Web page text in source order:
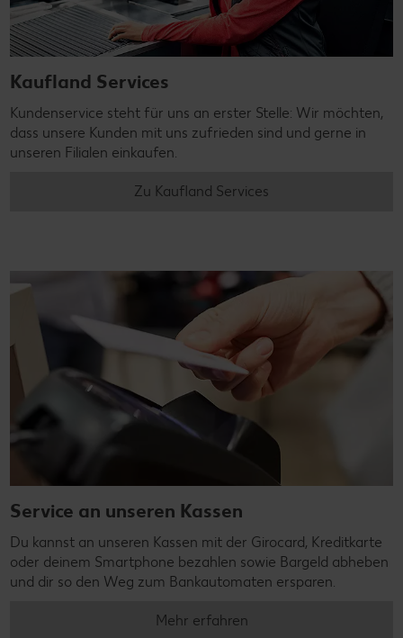
Kaufland Services
Kundenservice steht für uns an erster Stelle: Wir möchten,
dass unsere Kunden mit uns zufrieden sind und gerne in
unseren Filialen einkaufen.
Zu Kaufland Services
Service an unseren Kassen
Du kannst an unseren Kassen mit der Girocard, Kreditkarte
oder deinem Smartphone bezahlen sowie Bargeld abheben
und dir so den Weg zum Bankautomaten ersparen.
Mehr erfahren